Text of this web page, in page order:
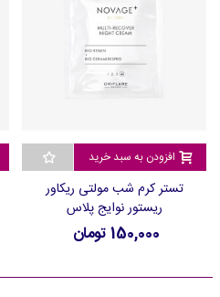
افزودن به سبد خرید
تستر کرم شب مولتی ریکاور
ریستور نوایج پلاس
150,000 تومان